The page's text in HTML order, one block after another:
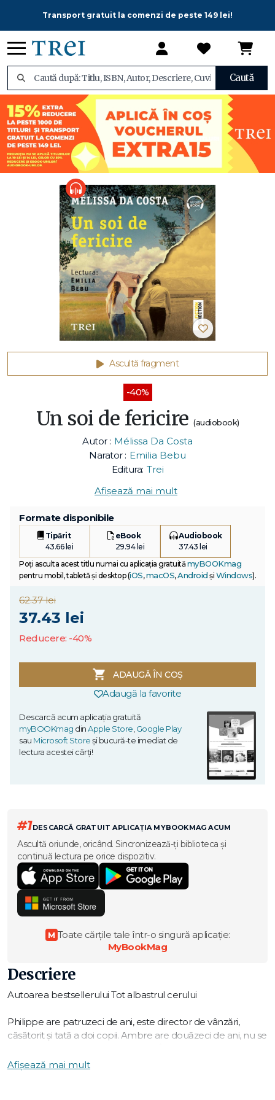
Transport gratuit la comenzi de peste 149 lei!
Caută
Ascultă fragment
-40%
Un soi de fericire (audiobook)
Autor : Mélissa Da Costa
Narator : Emilia Bebu
Editura: Trei
Afișează mai mult
Formate disponibile
Tipărit
43.66 lei
eBook
29.94 lei
Audiobook
37.43 lei
Poți asculta acest titlu numai cu aplicația gratuitămyBOOKmag
pentru mobil, tabletă și desktop (iOS,macOS,Android și Windows).
62.37 lei
37.43 lei
Reducere: -40%
ADAUGĂ ÎN COȘ
Adaugă la favorite
Descarcă acum aplicația gratuită
myBOOKmag dinApple Store,Google Play
sau Microsoft Storeși bucură-te imediat de
lectura acestei cărți!
#1DESCARCĂ GRATUIT APLICAȚIA MYBOOKMAG ACUM
Ascultă oriunde, oricând. Sincronizează-ți biblioteca și
continuă lectura pe orice dispozitiv.
M Toate cărțile tale într-o singură aplicație:
MyBookMag
Descriere
Autoarea bestsellerului Tot albastrul cerului
Philippe are patruzeci de ani, este director de vânzări,
căsătorit și tată a doi copii. Ambre are douăzeci de ani, nu se
curând viața ajunge să i se pară goală și insuportabilă. După
Afișează mai mult